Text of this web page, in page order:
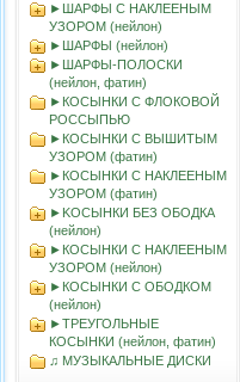
►ШАРФЫ С НАКЛЕЕНЫМ
УЗОРОМ (нейлон)
►ШАРФЫ (нейлон)
►ШАРФЫ-ПОЛОСКИ
(нейлон, фатин)
►КОСЫНКИ С ФЛОКОВОЙ
РОССЫПЬЮ
►КОСЫНКИ С ВЫШИТЫМ
УЗОРОМ (фатин)
►КОСЫНКИ С НАКЛЕЕНЫМ
УЗОРОМ (фатин)
►KOСЫНКИ БЕЗ ОБОДКА
(нейлон)
►КОСЫНКИ С НАКЛЕЕНЫМ
УЗОРОМ (нейлон)
►КОСЫНКИ С ОБОДКОМ
(нейлон)
►ТРЕУГОЛЬНЫЕ
КОСЫНКИ (нейлон, фатин)
♫ МУЗЫКАЛЬНЫЕ ДИСКИ